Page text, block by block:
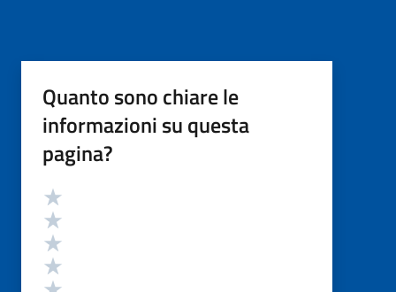
Quanto sono chiare le
informazioni su questa
pagina?
Valutazione